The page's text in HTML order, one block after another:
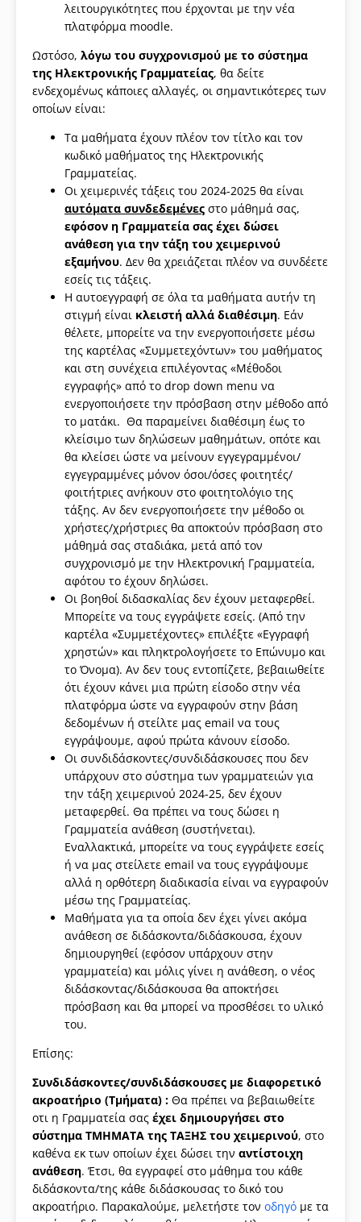
λειτουργικότητες που έρχονται με την νέα
πλατφόρμα moodle.
Ωστόσο, λόγω του συγχρονισμού με το σύστημα
της Ηλεκτρονικής Γραμματείας, θα δείτε
ενδεχομένως κάποιες αλλαγές, οι σημαντικότερες των
οποίων είναι:
Τα μαθήματα έχουν πλέον τον τίτλο και τον
κωδικό μαθήματος της Ηλεκτρονικής
Γραμματείας.
Οι χειμερινές τάξεις του 2024-2025 θα είναι
αυτόματα συνδεδεμένες στο μάθημά σας,
εφόσον η Γραμματεία σας έχει δώσει
ανάθεση για την τάξη του χειμερινού
εξαμήνου. Δεν θα χρειάζεται πλέον να συνδέετε
εσείς τις τάξεις.
Η αυτοεγγραφή σε όλα τα μαθήματα αυτήν τη
στιγμή είναι κλειστή αλλά διαθέσιμη. Εάν
θέλετε, μπορείτε να την ενεργοποιήσετε μέσω
της καρτέλας «Συμμετεχόντων» του μαθήματος
και στη συνέχεια επιλέγοντας «Μέθοδοι
εγγραφής» από το drop down menu να
ενεργοποιήσετε την πρόσβαση στην μέθοδο από
το ματάκι. Θα παραμείνει διαθέσιμη έως το
κλείσιμο των δηλώσεων μαθημάτων, οπότε και
θα κλείσει ώστε να μείνουν εγγεγραμμένοι/
εγγεγραμμένες μόνον όσοι/όσες φοιτητές/
φοιτήτριες ανήκουν στο φοιτητολόγιο της
τάξης. Αν δεν ενεργοποιήσετε την μέθοδο οι
χρήστες/χρήστριες θα αποκτούν πρόσβαση στο
μάθημά σας σταδιάκα, μετά από τον
συγχρονισμό με την Ηλεκτρονική Γραμματεία,
αφότου το έχουν δηλώσει.
Οι βοηθοί διδασκαλίας δεν έχουν μεταφερθεί.
Μπορείτε να τους εγγράψετε εσείς. (Από την
καρτέλα «Συμμετέχοντες» επιλέξτε «Εγγραφή
χρηστών» και πληκτρολογήσετε το Επώνυμο και
το Όνομα). Αν δεν τους εντοπίζετε, βεβαιωθείτε
ότι έχουν κάνει μια πρώτη είσοδο στην νέα
πλατφόρμα ώστε να εγγραφούν στην βάση
δεδομένων ή στείλτε μας email να τους
εγγράψουμε, αφού πρώτα κάνουν είσοδο.
Οι συνδιδάσκοντες/συνδιδάσκουσες που δεν
υπάρχουν στο σύστημα των γραμματειών για
την τάξη χειμερινού 2024-25, δεν έχουν
μεταφερθεί. Θα πρέπει να τους δώσει η
Γραμματεία ανάθεση (συστήνεται).
Εναλλακτικά, μπορείτε να τους εγγράψετε εσείς
ή να μας στείλετε email να τους εγγράψουμε
αλλά η ορθότερη διαδικασία είναι να εγγραφούν
μέσω της Γραμματείας.
Μαθήματα για τα οποία δεν έχει γίνει ακόμα
ανάθεση σε διδάσκοντα/διδάσκουσα, έχουν
δημιουργηθεί (εφόσον υπάρχουν στην
γραμματεία) και μόλις γίνει η ανάθεση, ο νέος
διδάσκοντας/διδάσκουσα θα αποκτήσει
πρόσβαση και θα μπορεί να προσθέσει το υλικό
του.
Επίσης:
Συνδιδάσκοντες/συνδιδάσκουσες με διαφορετικό
ακροατήριο (Τμήματα) : Θα πρέπει να βεβαιωθείτε
οτι η Γραμματεία σας έχει δημιουργήσει στο
σύστημα ΤΜΗΜΑΤΑ της ΤΑΞΗΣ του χειμερινού, στο
καθένα εκ των οποίων έχει δώσει την αντίστοιχη
ανάθεση. Έτσι, θα εγγραφεί στο μάθημα του κάθε
διδάσκοντα/της κάθε διδάσκουσας το δικό του
ακροατήριο. Παρακαλούμε, μελετήστε τον οδηγό με τα